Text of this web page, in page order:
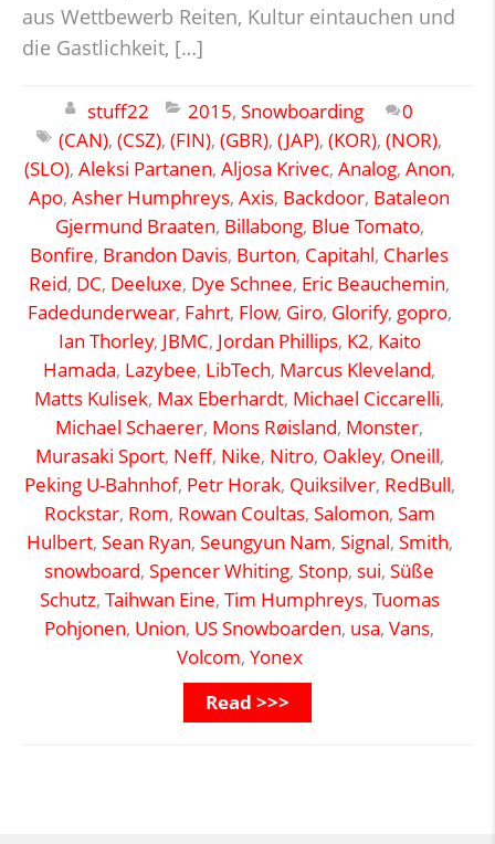
aus Wettbewerb Reiten, Kultur eintauchen und
die Gastlichkeit, […]
stuff22 2015, Snowboarding
0
(CAN), (CSZ), (FIN), (GBR), (JAP), (KOR), (NOR),
(SLO), Aleksi Partanen, Aljosa Krivec, Analog, Anon,
Apo, Asher Humphreys, Axis, Backdoor, Bataleon
Gjermund Braaten, Billabong, Blue Tomato,
Bonfire, Brandon Davis, Burton, Capitahl, Charles
Reid, DC, Deeluxe, Dye Schnee, Eric Beauchemin,
Fadedunderwear, Fahrt, Flow, Giro, Glorify, gopro,
Ian Thorley, JBMC, Jordan Phillips, K2, Kaito
Hamada, Lazybee, LibTech, Marcus Kleveland,
Matts Kulisek, Max Eberhardt, Michael Ciccarelli,
Michael Schaerer, Mons Røisland, Monster,
Murasaki Sport, Neff, Nike, Nitro, Oakley, Oneill,
Peking U-Bahnhof, Petr Horak, Quiksilver, RedBull,
Rockstar, Rom, Rowan Coultas, Salomon, Sam
Hulbert, Sean Ryan, Seungyun Nam, Signal, Smith,
snowboard, Spencer Whiting, Stonp, sui, Süße
Schutz, Taihwan Eine, Tim Humphreys, Tuomas
Pohjonen, Union, US Snowboarden, usa, Vans,
Volcom, Yonex
Read >>>